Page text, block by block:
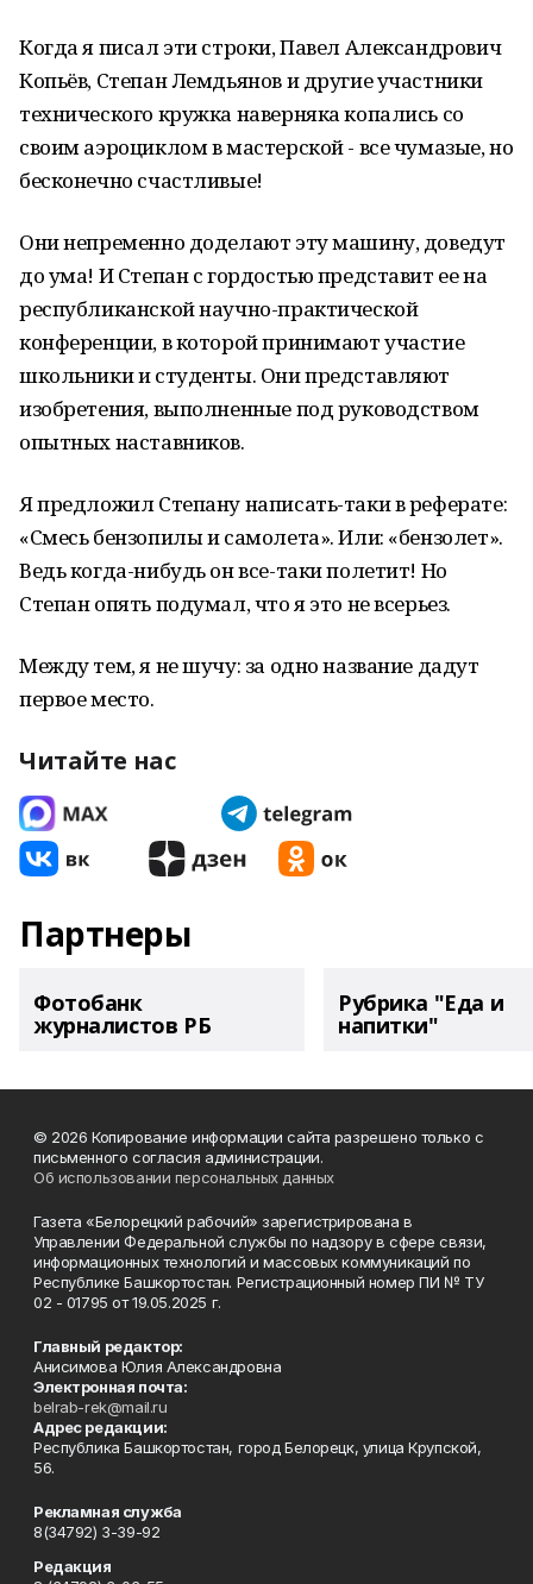
Когда я писал эти строки, Павел Александрович
Копьёв, Степан Лемдьянов и другие участники
технического кружка наверняка копались со
своим аэроциклом в мастерской - все чумазые, но
бесконечно счастливые!
Они непременно доделают эту машину, доведут
до ума! И Степан с гордостью представит ее на
республиканской научно-практической
конференции, в которой принимают участие
школьники и студенты. Они представляют
изобретения, выполненные под руководством
опытных наставников.
Я предложил Степану написать-таки в реферате:
«Смесь бензопилы и самолета». Или: «бензолет».
Ведь когда-нибудь он все-таки полетит! Но
Степан опять подумал, что я это не всерьез.
Между тем, я не шучу: за одно название дадут
первое место.
Читайте нас
Партнеры
Фотобанк
журналистов РБ
Рубрика "Еда и
напитки"
© 2026 Копирование информации сайта разрешено только с
письменного согласия администрации.
Об использовании персональных данных
Газета «Белорецкий рабочий» зарегистрирована в
Управлении Федеральной службы по надзору в сфере связи,
информационных технологий и массовых коммуникаций по
Республике Башкортостан. Регистрационный номер ПИ № ТУ
02 - 01795 от 19.05.2025 г.
Главный редактор:
Анисимова Юлия Александровна
Электронная почта:
belrab-rek@mail.ru
Адрес редакции:
Республика Башкортостан, город Белорецк, улица Крупской,
56.
Рекламная служба
8(34792) 3-39-92
Редакция